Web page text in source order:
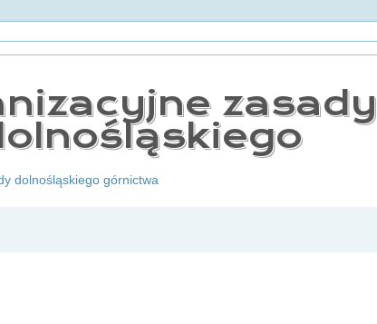
zasady
dolnośląskiego górnictwa